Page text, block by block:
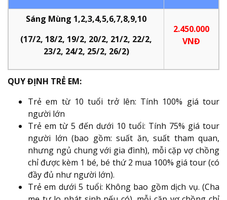
Sáng Mùng 1,2,3,4,5,6,7,8,9,10
(17/2, 18/2, 19/2, 20/2, 21/2, 22/2,
23/2, 24/2, 25/2, 26/2)
2.450.000
VNĐ
QUY ĐỊNH TRẺ EM:
Trẻ em từ 10 tuổi trở lên: Tính 100% giá tour
người lớn
Trẻ em từ 5 đến dưới 10 tuổi: Tính 75% giá tour
người lớn (bao gồm: suất ăn, suất tham quan,
nhưng ngủ chung với gia đình), mỗi cặp vợ chồng
chỉ được kèm 1 bé, bé thứ 2 mua 100% giá tour (có
đầy đủ như người lớn).
Trẻ em dưới 5 tuổi: Không bao gồm dịch vụ. (Cha